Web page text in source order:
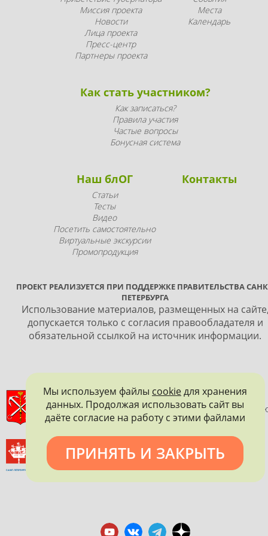
Миссия проекта
Новости
Лица проекта
Пресс-центр
Партнеры проекта
Места
Календарь
Как стать участником?
Как записаться?
Правила участия
Частые вопросы
Бонусная система
Наш блОГ
Статьи
Тесты
Видео
Посетить самостоятельно
Виртуальные экскурсии
Промопродукция
Контакты
ПРОЕКТ РЕАЛИЗУЕТСЯ ПРИ ПОДДЕРЖКЕ ПРАВИТЕЛЬСТВА
ПЕТЕРБУРГА
Использование материалов, размещенных на
допускается только с согласия правообладателя и
обязательной ссылкой на источник информации.
ПРАВИТЕЛЬСТВО САНКТ-ПЕТЕРБУРГА
КОМИТЕТ ПО ГОСУДАРСТВЕННОМУ КОНТРОЛЮ,
И ОХРАНЕ ПАМЯТНИКОВ ИСТОРИИ И КУЛЬТУРЫ
ВСЕРОССИЙСКОЕ ОБЩЕСТВО ОХРАНЫ ПАМЯТНИКОВ
ИСТОРИИ И КУЛЬТУРЫ
Мы используем файлы cookieдля хранения
данных. Продолжая использовать сайт вы
даёте согласие на работу с этими файлами
ПРИНЯТЬ И ЗАКРЫТЬ